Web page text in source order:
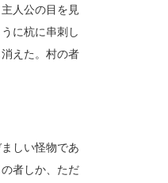
人公の目を見
に杭に串刺し
えた。村の者
しい怪物であ
者しか、ただ